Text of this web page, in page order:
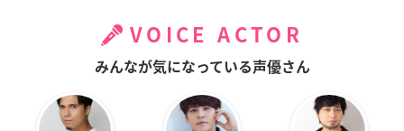
VOICE ACTOR
みんなが気になっている声優さん